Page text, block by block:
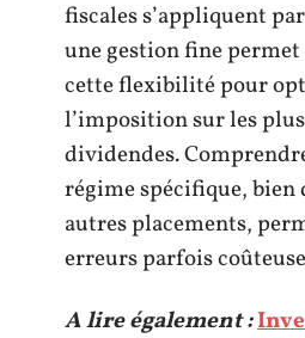
fiscales s’appliquent
une gestion fine
cette flexibilité pour
l’imposition sur les
dividendes.
régime spécifique, bien
autres placements,
erreurs parfois
A lire également :